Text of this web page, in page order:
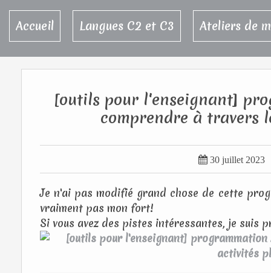
Accueil Langues C2 et C3 Ateliers de
[outils pour l'enseignant]
comprendre à travers
 30 juillet 2023
Je n'ai pas modifié grand chose de cette
vraiment pas mon fort!
Si vous avez des pistes intéressantes, je suis